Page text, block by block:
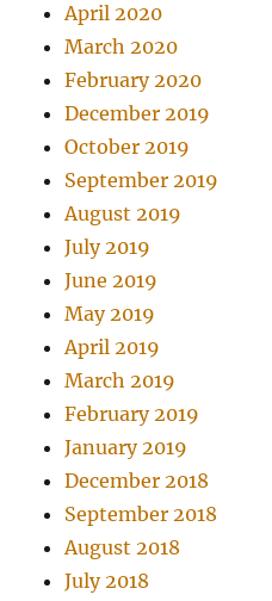
April 2020
March 2020
February 2020
December 2019
October 2019
September 2019
August 2019
July 2019
June 2019
May 2019
April 2019
March 2019
February 2019
January 2019
December 2018
September 2018
August 2018
July 2018